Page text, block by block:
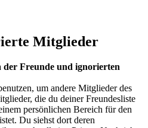
Mitglieder
der Freunde und ignorierten
um andere Mitglieder des
die du deiner Freundesliste
persönlichen Bereich für den
Du siehst dort deren